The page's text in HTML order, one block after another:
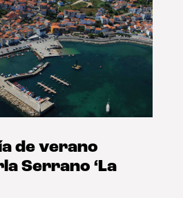
de verano
Serrano ‘La